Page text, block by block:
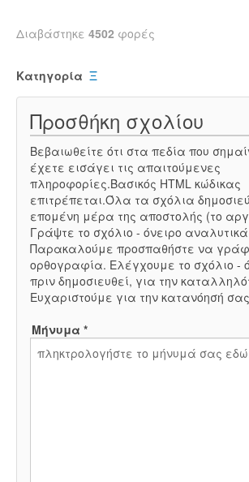
Διαβάστηκε 4502 φορές
Κατηγορία Ξ
Προσθήκη σχολίου
Βεβαιωθείτε ότι στα πεδία που
έχετε εισάγει τις απαιτούμενες
πληροφορίες.Βασικός HTML κώδικας
επιτρέπεται.Όλα τα σχόλια
επομένη μέρα της αποστολής (το
Γράψτε το σχόλιο - όνειρο
Παρακαλούμε προσπαθήστε να
ορθογραφία. Ελέγχουμε το σχόλιο -
πριν δημοσιευθεί, για την
Ευχαριστούμε για την κατανόησή
Μήνυμα *